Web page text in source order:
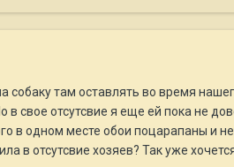
собаку там оставлять во время
в свое отсутсвие я еще ей пока не
в одном месте обои поцарапаны и
в отсутсвие хозяев? Так уже